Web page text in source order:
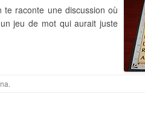
te raconte une discussion où
jeu de mot qui aurait juste
.